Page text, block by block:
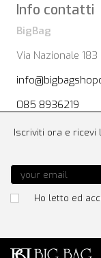
Info contatti
BigBag
Via Nazionale
085 8936219
Iscriviti ora e ricevi
Ho letto ed